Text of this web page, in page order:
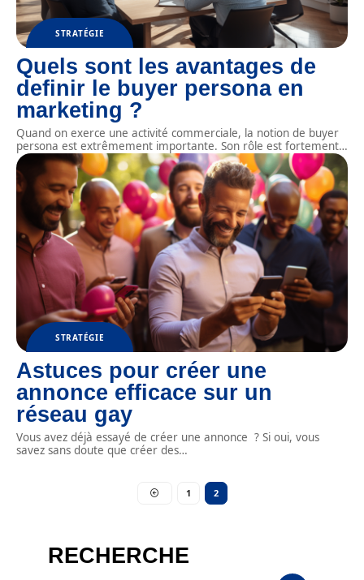
STRATÉGIE
Quels sont les avantages de
definir le buyer persona en
marketing ?
Quand on exerce une activité commerciale, la notion de buyer
persona est extrêmement importante. Son rôle est fortement…
STRATÉGIE
Astuces pour créer une
annonce efficace sur un
réseau gay
Vous avez déjà essayé de créer une annonce ? Si oui, vous
savez sans doute que créer des…
1 2
RECHERCHE